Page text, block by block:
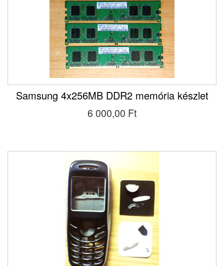
Samsung 4x256MB DDR2 memória készlet
6 000,00 Ft‎